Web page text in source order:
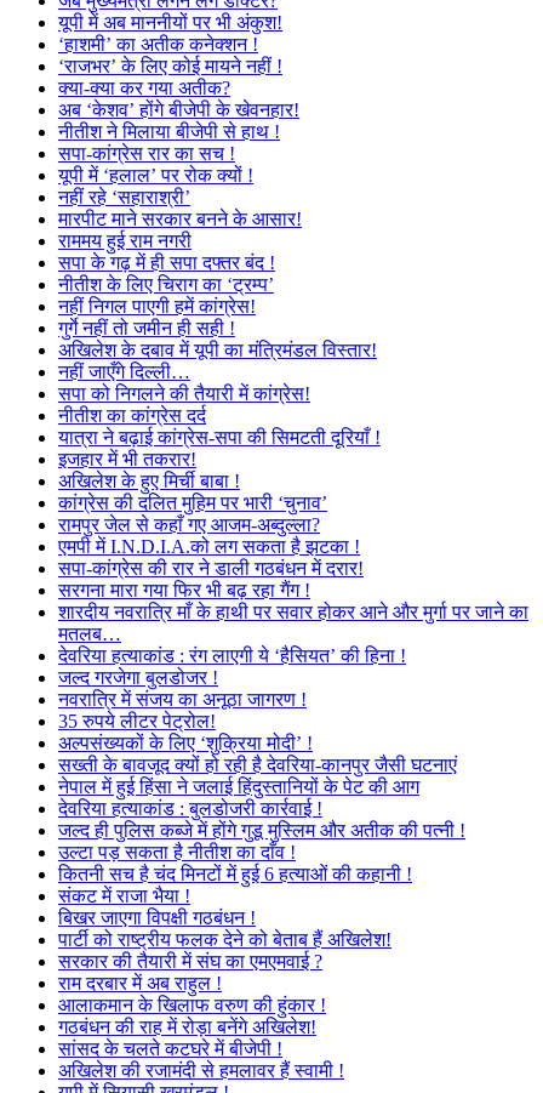
यूपी में अब माननीयों पर भी अंकुश!
‘हाशमी’ का अतीक कनेक्शन !
‘राजभर’ के लिए कोई मायने नहीं !
क्या-क्या कर गया अतीक?
अब ‘केशव’ होंगे बीजेपी के खेवनहार!
नीतीश ने मिलाया बीजेपी से हाथ !
सपा-कांग्रेस रार का सच !
यूपी में ‘हलाल’ पर रोक क्यों !
नहीं रहे ‘सहाराश्री’
मारपीट माने सरकार बनने के आसार!
राममय हुई राम नगरी
सपा के गढ़ में ही सपा दफ्तर बंद !
नीतीश के लिए चिराग का ‘ट्रम्प’
नहीं निगल पाएगी हमें कांग्रेस!
गुर्गे नहीं तो जमीन ही सही !
अखिलेश के दबाव में यूपी का मंत्रिमंडल विस्तार!
नहीं जाएँगे दिल्ली…
सपा को निगलने की तैयारी में कांग्रेस!
नीतीश का कांग्रेस दर्द
यात्रा ने बढ़ाई कांग्रेस-सपा की सिमटती दूरियाँ !
इजहार में भी तकरार!
अखिलेश के हुए मिर्ची बाबा !
कांग्रेस की दलित मुहिम पर भारी ‘चुनाव’
रामपुर जेल से कहाँ गए आजम-अब्दुल्ला?
एमपी में I.N.D.I.A.को लग सकता है झटका !
सपा-कांग्रेस की रार ने डाली गठबंधन में दरार!
सरगना मारा गया फिर भी बढ़ रहा गैंग !
शारदीय नवरात्रि माँ के हाथी पर सवार होकर आने और मुर्गा पर जाने का
मतलब…
देवरिया हत्याकांड : रंग लाएगी ये ‘हैसियत’ की हिना !
जल्द गरजेगा बुलडोजर !
नवरात्रि में संजय का अनूठा जागरण !
35 रुपये लीटर पेट्रोल!
अल्पसंख्यकों के लिए ‘शुक्रिया मोदी’ !
सख्ती के बावजूद क्यों हो रही है देवरिया-कानपुर जैसी घटनाएं
नेपाल में हुई हिंसा ने जलाई हिंदुस्तानियों के पेट की आग
देवरिया हत्याकांड : बुलडोजरी कार्रवाई !
जल्द ही पुलिस कब्जे में होंगे गुडू मुस्लिम और अतीक की पत्नी !
उल्टा पड़ सकता है नीतीश का दाँव !
कितनी सच है चंद मिनटों में हुई 6 हत्याओं की कहानी !
संकट में राजा भैया !
बिखर जाएगा विपक्षी गठबंधन !
पार्टी को राष्ट्रीय फलक देने को बेताब हैं अखिलेश!
सरकार की तैयारी में संघ का एमएमवाई ?
राम दरबार में अब राहुल !
आलाकमान के खिलाफ वरुण की हुंकार !
गठबंधन की राह में रोड़ा बनेंगे अखिलेश!
सांसद के चलते कटघरे में बीजेपी !
अखिलेश की रजामंदी से हमलावर हैं स्वामी !